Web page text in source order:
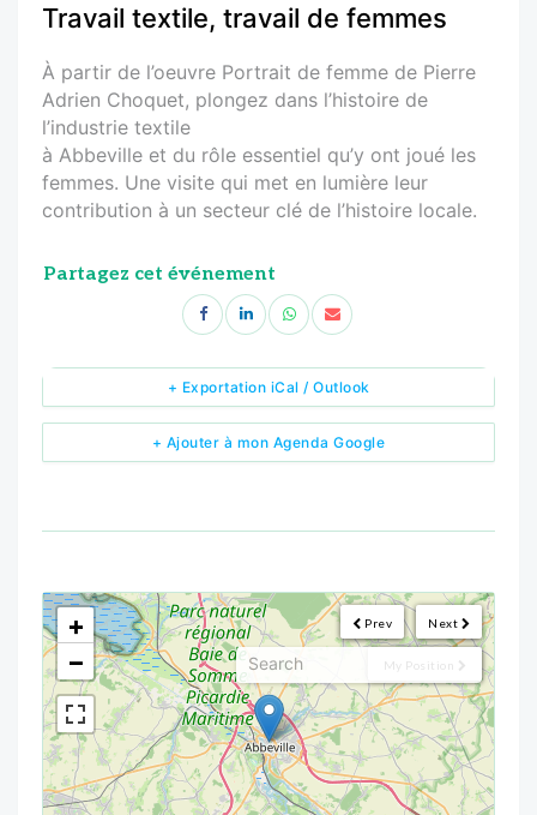
Travail textile, travail de femmes
À partir de l’oeuvre Portrait de femme de Pierre
Adrien Choquet, plongez dans l’histoire de
l’industrie textile
à Abbeville et du rôle essentiel qu’y ont joué les
femmes. Une visite qui met en lumière leur
contribution à un secteur clé de l’histoire locale.
Partagez cet événement
+ Ajouter à mon Agenda Google
+ Exportation iCal / Outlook
Next
Prev
My Position
<!---->
+
−